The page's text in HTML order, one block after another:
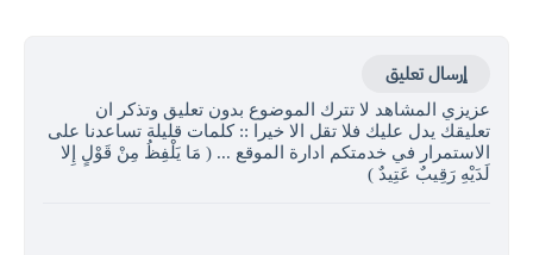
إرسال تعليق
عزيزي المشاهد لا تترك الموضوع بدون تعليق وتذكر ان
تعليقك يدل عليك فلا تقل الا خيرا :: كلمات قليلة تساعدنا على
الاستمرار في خدمتكم ادارة الموقع ... ( مَا يَلْفِظُ مِنْ قَوْلٍ إِلا
لَدَيْهِ رَقِيبٌ عَتِيدٌ )